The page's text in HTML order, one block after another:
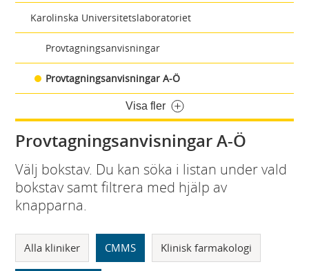
Karolinska Universitetslaboratoriet
Provtagningsanvisningar
Provtagningsanvisningar A-Ö
Visa fler
Provtagningsanvisningar A-Ö
Välj bokstav. Du kan söka i listan under vald
bokstav samt filtrera med hjälp av
knapparna.
Alla kliniker CMMS Klinisk farmakologi